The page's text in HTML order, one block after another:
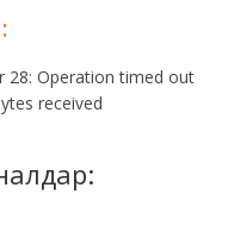
28: Operation timed out
received